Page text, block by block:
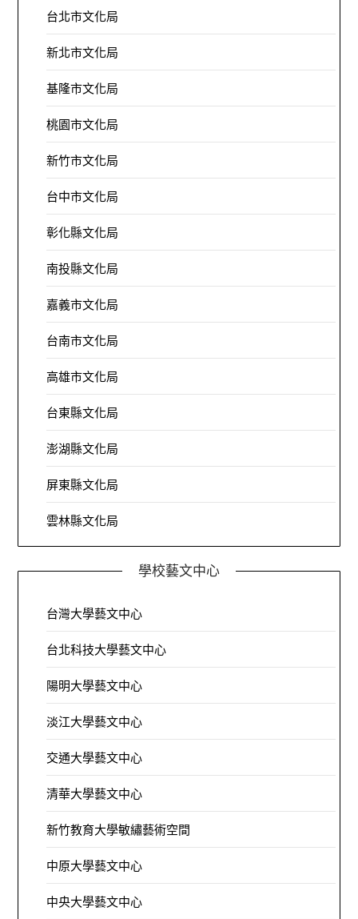
台北市文化局
新北市文化局
基隆市文化局
桃園市文化局
新竹市文化局
台中市文化局
彰化縣文化局
南投縣文化局
嘉義市文化局
台南市文化局
高雄市文化局
台東縣文化局
澎湖縣文化局
屏東縣文化局
雲林縣文化局
學校藝文中心
台灣大學藝文中心
台北科技大學藝文中心
陽明大學藝文中心
淡江大學藝文中心
交通大學藝文中心
清華大學藝文中心
新竹教育大學敏繡藝術空間
中原大學藝文中心
中央大學藝文中心